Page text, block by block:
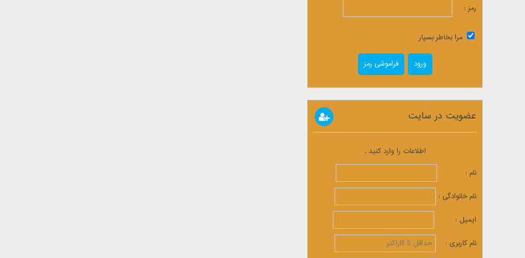
رمز :
مرا بخاطر بسپار
فراموشی رمز
عضویت در سایت
اطلاعات را وارد کنید .
نام :
نام خانوادگی :
ایمیل :
نام کاربری :